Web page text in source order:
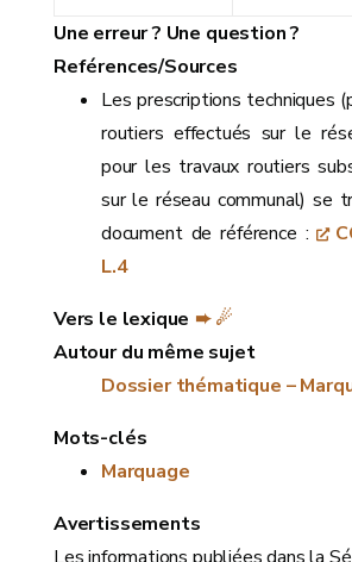
Une erreur ? Une question ?
Reférences/Sources
Les prescriptions techniques
routiers effectués sur le
pour les travaux routiers
sur le réseau communal) se
document de référence :
L.4
Vers le lexique ➨ ☄
Autour du même sujet
Dossier thématique –
Mots-clés
Marquage
Avertissements